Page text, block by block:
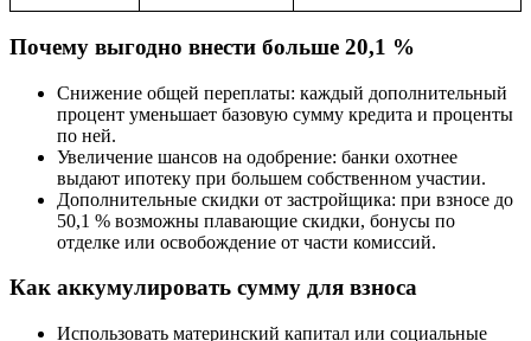
Почему выгодно внести больше 20,1 %
Снижение общей переплаты: каждый дополнительный
процент уменьшает базовую сумму кредита и проценты
по ней.
Увеличение шансов на одобрение: банки охотнее
выдают ипотеку при большем собственном участии.
Дополнительные скидки от застройщика: при взносе до
50,1 % возможны плавающие скидки, бонусы по
отделке или освобождение от части комиссий.
Как аккумулировать сумму для взноса
Использовать материнский капитал или социальные